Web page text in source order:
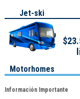
Jet-ski
Motorhomes
Información Importante